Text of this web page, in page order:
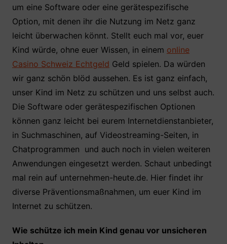
um eine Software oder eine gerätespezifische
Option, mit denen ihr die Nutzung im Netz ganz
leicht überwachen könnt. Stellt euch mal vor, euer
Kind würde, ohne euer Wissen, in einem online
Casino Schweiz Echtgeld Geld spielen. Da würden
wir ganz schön blöd aussehen. Es ist ganz einfach,
unser Kind im Netz zu schützen und uns selbst auch.
Die Software oder gerätespezifischen Optionen
können ganz leicht bei eurem Internetdienstanbieter,
in Suchmaschinen, auf Videostreaming-Seiten, in
Chatprogrammen und auch noch in vielen weiteren
Anwendungen eingesetzt werden. Schaut unbedingt
mal rein auf unternehmen-heute.de. Hier findet ihr
diverse Präventionsmaßnahmen, um euer Kind im
Internet zu schützen.
Wie schütze ich mein Kind genau vor unsicheren